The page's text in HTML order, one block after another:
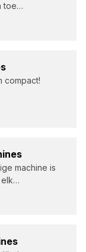
toe…
compact!
machine is
elk…